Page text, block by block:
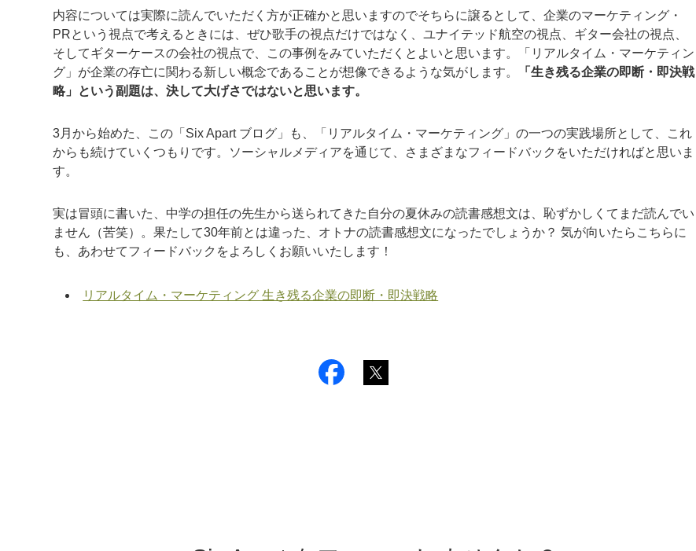
内容については実際に読んでいただく方が正確かと思いますのでそちらに譲るとして、企業のマーケティング・
PRという視点で考えるときには、ぜひ歌手の視点だけではなく、ユナイテッド航空の視点、ギター会社の視点、
そしてギターケースの会社の視点で、この事例をみていただくとよいと思います。「リアルタイム・マーケティン
グ」が企業の存亡に関わる新しい概念であることが想像できるような気がします。
「生き残る企業の即断・即決戦
略」という副題は、決して大げさではないと思います。
3月から始めた、この「Six Apart ブログ」も、「リアルタイム・マーケティング」の一つの実践場所として、これ
からも続けていくつもりです。ソーシャルメディアを通じて、さまざまなフィードバックをいただければと思いま
す。
実は冒頭に書いた、中学の担任の先生から送られてきた自分の夏休みの読書感想文は、恥ずかしくてまだ読んでい
ません（苦笑）。果たして30年前とは違った、オトナの読書感想文になったでしょうか？ 気が向いたらこちらに
も、あわせてフィードバックをよろしくお願いいたします！
リアルタイム・マーケティング 生き残る企業の即断・即決戦略